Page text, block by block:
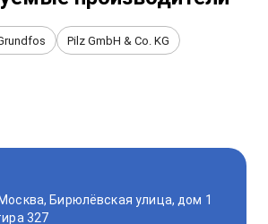
Pilz GmbH & Co. KG
Бирюлёвская улица, дом 1
327